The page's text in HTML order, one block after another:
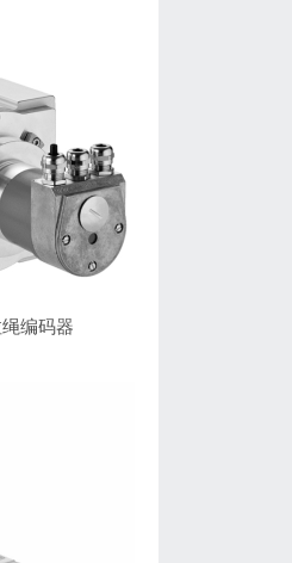
编码器